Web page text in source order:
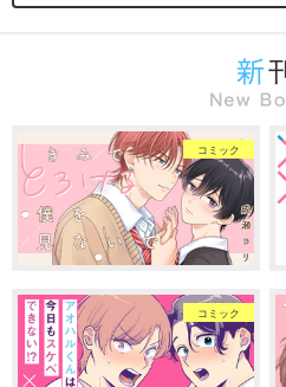
コミック
コミック